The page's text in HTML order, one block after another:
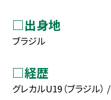
□出身地
ブラジル
□経歴
グレカルU19（ブラジル